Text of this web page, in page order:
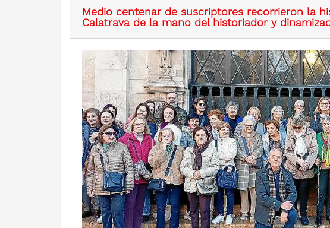
Medio centenar de suscriptores recorrieron la
Calatrava de la mano del historiador y